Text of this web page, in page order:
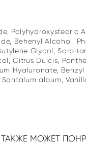
Polyhydroxystearic
Behenyl Alcohol,
Glycol,
Citrus Dulcis,
Hyaluronate,
Santalum album,
МОЖЕТ